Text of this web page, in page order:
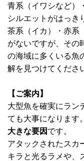
青系（イワシなど）
シルエットがはっき
茶系（イカ）・赤系
がないですが、その
の海域に多くいる魚
解を見つけてくださ
【ご案内】
大型魚を確実にラン
ても大事になります
大きな要因 です。
アタックされたスカ
キラと光るラメや、